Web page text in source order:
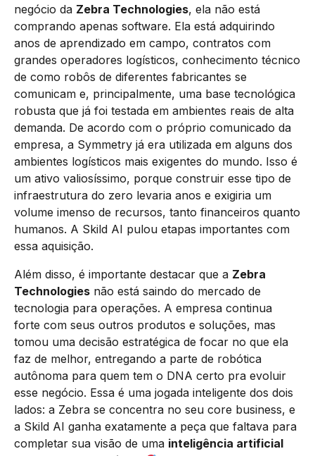
negócio da Zebra Technologies, ela não está
comprando apenas software. Ela está adquirindo
anos de aprendizado em campo, contratos com
grandes operadores logísticos, conhecimento técnico
de como robôs de diferentes fabricantes se
comunicam e, principalmente, uma base tecnológica
robusta que já foi testada em ambientes reais de alta
demanda. De acordo com o próprio comunicado da
empresa, a Symmetry já era utilizada em alguns dos
ambientes logísticos mais exigentes do mundo. Isso é
um ativo valiosíssimo, porque construir esse tipo de
infraestrutura do zero levaria anos e exigiria um
volume imenso de recursos, tanto financeiros quanto
humanos. A Skild AI pulou etapas importantes com
essa aquisição.
Além disso, é importante destacar que a Zebra
Technologies não está saindo do mercado de
tecnologia para operações. A empresa continua
forte com seus outros produtos e soluções, mas
tomou uma decisão estratégica de focar no que ela
faz de melhor, entregando a parte de robótica
autônoma para quem tem o DNA certo pra evoluir
esse negócio. Essa é uma jogada inteligente dos dois
lados: a Zebra se concentra no seu core business, e
a Skild AI ganha exatamente a peça que faltava para
completar sua visão de uma inteligência artificial